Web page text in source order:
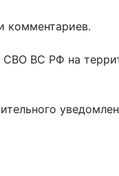
комментариев.
СВО ВС РФ на